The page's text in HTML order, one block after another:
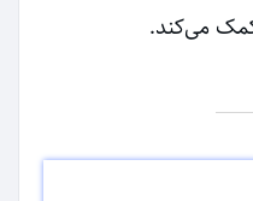
می‌کند.